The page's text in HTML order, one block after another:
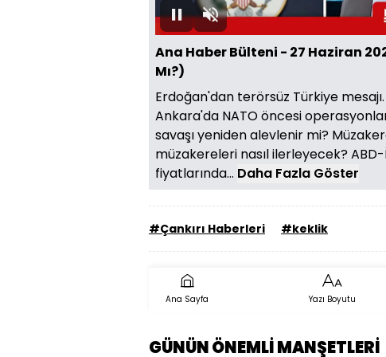
Oynat Sesi
Aç
0.04%
Ana Haber Bülteni - 27 Haziran
Mı?)
Erdoğan'dan terörsüz Türkiye mesajı.
Ankara'da NATO öncesi
savaşı yeniden alevlenir mi?
müzakereleri nasıl ilerleyecek?
fiyatlarında... Daha Fazla Göster
#Çankırı Haberleri #keklik
Ana Sayfa Yazı Boyutu
GÜNÜN ÖNEMLİ MANŞETLERİ